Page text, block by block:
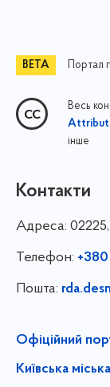
Портал
Весь
інше
Контакти
Адреса:
Телефон:
Пошта:
Офіційний
Київська